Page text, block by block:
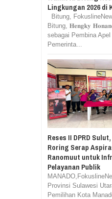
Lingkungan 2026 di
Bitung,
Bitung, 𝐇𝐞𝐧𝐠𝐤𝐲
sebagai Pembina
Pemerinta...
Reses II DPRD
Roring Serap
Ranomuut untuk
Pelayanan Publik
Provinsi Sulawesi
Pemilihan Kota